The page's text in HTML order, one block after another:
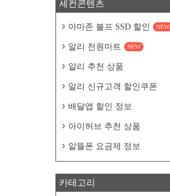
세컨콘텐츠
아마존 블프 SSD 할인 NEW
알리 천원마트 NEW
알리 추천 상품
알리 신규고객 할인쿠폰
배달앱 할인 정보
아이허브 추천 상품
알뜰폰 요금제 정보
카테고리